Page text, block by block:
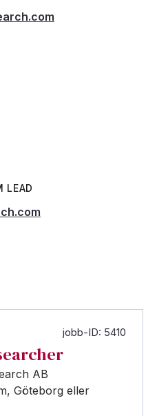
LEAD
jobb-ID: 5410
AB
Göteborg eller